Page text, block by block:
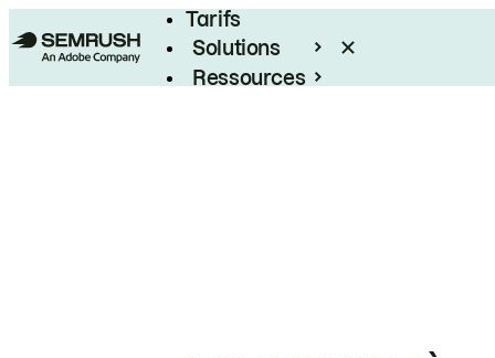
Tarifs
Solutions
Ressources